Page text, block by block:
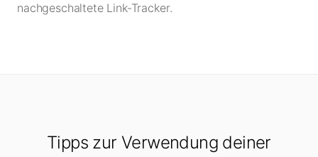
nachgeschaltete Link-Tracker.
Tipps zur Verwendung deiner